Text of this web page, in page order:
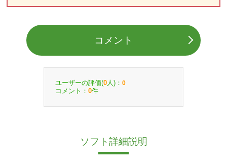
コメント
ユーザーの評価(0 人)： 0
コメント： 0件
ソフト詳細説明